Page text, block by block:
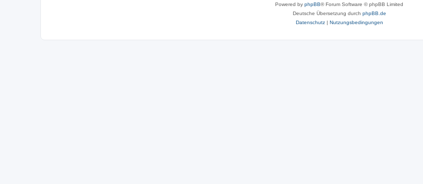
Powered by phpBB® Forum Software © phpBB Limited
Deutsche Übersetzung durch phpBB.de
Datenschutz| Nutzungsbedingungen